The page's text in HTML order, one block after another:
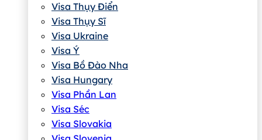
Visa Thụy Điển
Visa Thụy Sĩ
Visa Ukraine
Visa Ý
Visa Bồ Đào Nha
Visa Hungary
Visa Phần Lan
Visa Séc
Visa Slovakia